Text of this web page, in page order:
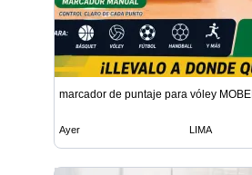
marcador de puntaje para vóley
Ayer LIMA